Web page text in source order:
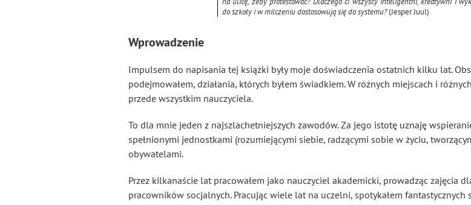
do szkoły i w milczeniu dostosowują się do systemu?(Jesper Juul)
Wprowadzenie
Impulsem do napisania tej książki były moje doświadczenia ostatnich kilku lat.
podejmowałem, działania, których byłem świadkiem. W różnych miejscach i
przede wszystkim nauczyciela.
To dla mnie jeden z najszlachetniejszych zawodów. Za jego istotę uznaję
spełnionymi jednostkami (rozumiejącymi siebie, radzącymi sobie w życiu,
obywatelami.
Przez kilkanaście lat pracowałem jako nauczyciel akademicki, prowadząc zajęcia
pracowników socjalnych. Pracując wiele lat na uczelni, spotykałem